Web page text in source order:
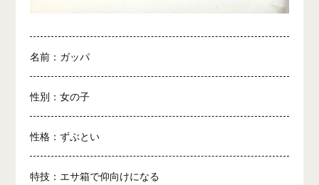
名前：ガッパ
性別：女の子
性格：ずぶとい
特技：エサ箱で仰向けになる